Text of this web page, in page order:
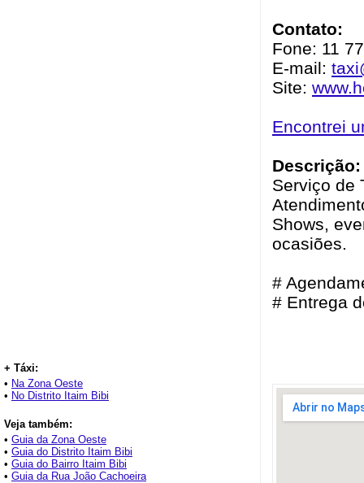
+ Táxi:
• Na Zona Oeste
• No Distrito Itaim Bibi
Veja também:
• Guia da Zona Oeste
• Guia do Distrito Itaim Bibi
• Guia do Bairro Itaim Bibi
• Guia da Rua João Cachoeira
Contato:
Fone: 11
E-mail:
Site:
Encontrei
Descrição:
Serviço de
Shows,
ocasiões.
#
# Entrega